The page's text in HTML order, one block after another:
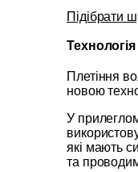
Підібрати
Плетіння
новою
У
які мають
та